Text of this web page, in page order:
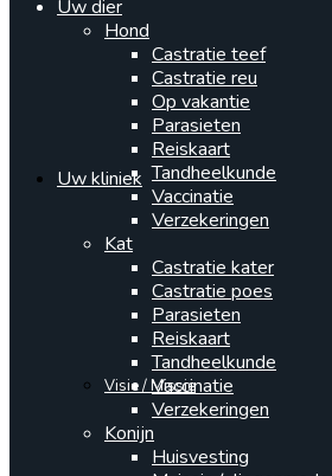
Uw kliniek
Visie / Missie
Uw dier
Hond
Castratie teef
Castratie reu
Op vakantie
Parasieten
Reiskaart
Tandheelkunde
Vaccinatie
Verzekeringen
Kat
Castratie kater
Castratie poes
Parasieten
Reiskaart
Tandheelkunde
Vaccinatie
Verzekeringen
Konijn
Huisvesting